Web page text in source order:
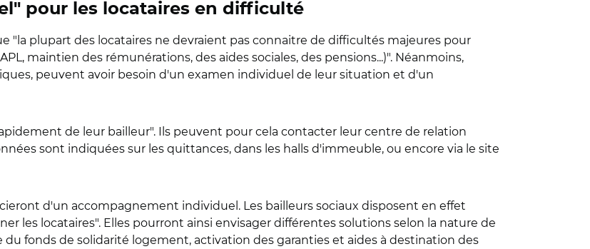
pour les locataires en difficulté
"la plupart des locataires ne devraient pas connaitre de difficultés majeures pour
maintien des rémunérations, des aides sociales, des pensions...)". Néanmoins,
peuvent avoir besoin d'un examen individuel de leur situation et d'un
de leur bailleur". Ils peuvent pour cela contacter leur centre de relation
sont indiquées sur les quittances, dans les halls d'immeuble, ou encore via le site
d'un accompagnement individuel. Les bailleurs sociaux disposent en effet
les locataires". Elles pourront ainsi envisager différentes solutions selon la nature de
fonds de solidarité logement, activation des garanties et aides à destination des